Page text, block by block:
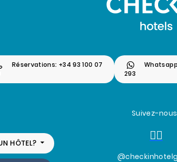
Réservations: +34 93 100 07
293
HÔTEL?
Suivez-